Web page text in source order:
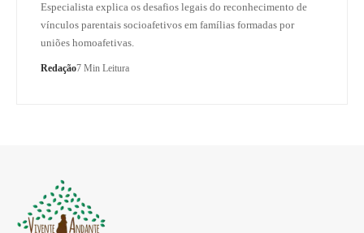
Especialista explica os desafios legais do reconhecimento de
vínculos parentais socioafetivos em famílias formadas por
uniões homoafetivas.
Redação7 Min Leitura